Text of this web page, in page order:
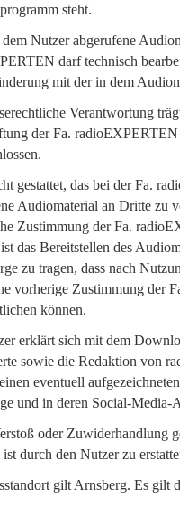
steht.
Nutzer abgerufene
darf technisch
mit der in dem
Verantwortung
der Fa.
gestattet, das bei der Fa.
Audiomaterial an Dritte zu
Zustimmung der Fa.
ist das Bereitstellen des
zu tragen, dass nach
vorherige Zustimmung der
können.
erklärt sich mit dem
sowie die Redaktion von
eventuell
und in deren Social-
oder Zuwiderhandlung
ist durch den Nutzer zu
gilt Arnsberg. Es gilt